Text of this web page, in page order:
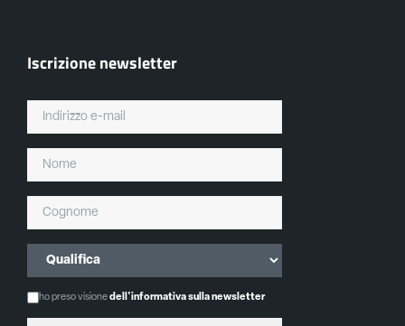
Iscrizione newsletter
ho preso visionedell'informativa sulla newsletter